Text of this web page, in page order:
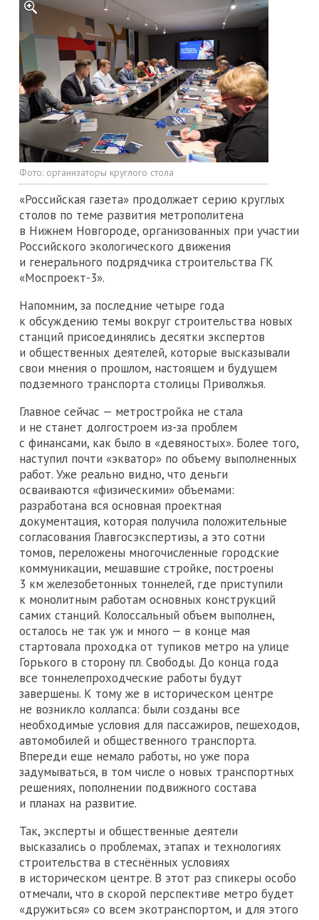
Фото: организаторы круглого стола
«Российская газета» продолжает серию круглых
столов по теме развития метрополитена
в Нижнем Новгороде, организованных при участии
Российского экологического движения
и генерального подрядчика строительства ГК
«Моспроект-3».
Напомним, за последние четыре года
к обсуждению темы вокруг строительства новых
станций присоединялись десятки экспертов
и общественных деятелей, которые высказывали
свои мнения о прошлом, настоящем и будущем
подземного транспорта столицы Приволжья.
Главное сейчас — метростройка не стала
и не станет долгостроем из-за проблем
с финансами, как было в «девяностых». Более того,
наступил почти «экватор» по объему выполненных
работ. Уже реально видно, что деньги
осваиваются «физическими» объемами:
разработана вся основная проектная
документация, которая получила положительные
согласования Главгосэкспертизы, а это сотни
томов, переложены многочисленные городские
коммуникации, мешавшие стройке, построены
3 км железобетонных тоннелей, где приступили
к монолитным работам основных конструкций
самих станций. Колоссальный объем выполнен,
осталось не так уж и много — в конце мая
стартовала проходка от тупиков метро на улице
Горького в сторону пл. Свободы. До конца года
все тоннелепроходческие работы будут
завершены. К тому же в историческом центре
не возникло коллапса: были созданы все
необходимые условия для пассажиров, пешеходов,
автомобилей и общественного транспорта.
Впереди еще немало работы, но уже пора
задумываться, в том числе о новых транспортных
решениях, пополнении подвижного состава
и планах на развитие.
Так, эксперты и общественные деятели
высказались о проблемах, этапах и технологиях
строительства в стеснённых условиях
в историческом центре. В этот раз спикеры особо
отмечали, что в скорой перспективе метро будет
«дружиться» со всем экотранспортом, и для этого